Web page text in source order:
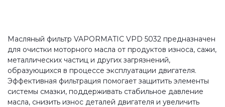
Масляный фильтр VAPORMATIC VPD 5032 предназначен
для очистки моторного масла от продуктов износа, сажи,
металлических частиц и других загрязнений,
образующихся в процессе эксплуатации двигателя.
Эффективная фильтрация помогает защитить элементы
системы смазки, поддерживать стабильное давление
масла, снизить износ деталей двигателя и увеличить